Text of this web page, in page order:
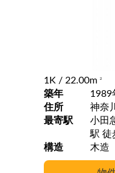
1K / 22.00m 2
築年
1989
住所
神奈
最寄駅
小田
構造
木造